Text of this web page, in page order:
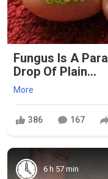
Fungus Is A
Drop Of Plain...
More
386 167
6 h 57 min